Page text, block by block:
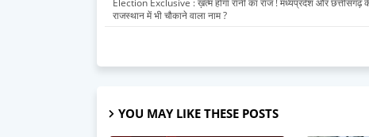
राजस्थान में भी चौकाने वाला नाम ?
YOU MAY LIKE THESE POSTS